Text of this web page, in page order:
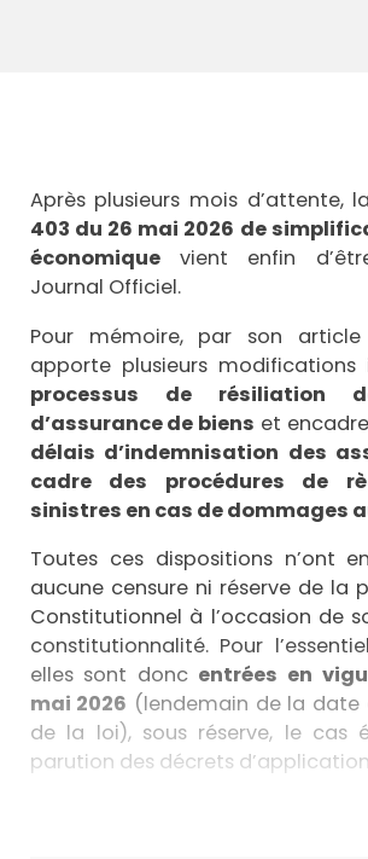
Après plusieurs mois d’attente, la
403 du 26 mai 2026 de
économiquevient enfin
Journal Officiel.
Pour mémoire, par son
apporte plusieurs
processus de résiliation
d’assurance de biens et
délais d’indemnisation des
cadre des procédures de
sinistres en cas de dommages
Toutes ces dispositions n’ont
aucune censure ni réserve de la
Constitutionnel à l’occasion de
constitutionnalité. Pour
elles sont donc entrées en
mai 2026 (lendemain de la date
de la loi), sous réserve, le cas
parution des décrets